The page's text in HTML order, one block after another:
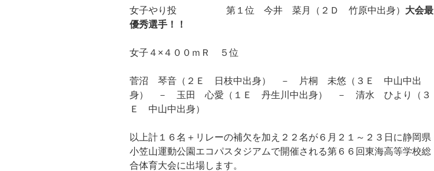
女子やり投 第１位 今井 菜月（２Ｄ 竹原中出身） 大会最
優秀選手！！
女子４×４００ｍＲ ５位
菅沼 琴音（２Ｅ 日枝中出身） － 片桐 未悠（３Ｅ 中山中出
身） － 玉田 心愛（１Ｅ 丹生川中出身） － 清水 ひより（３
Ｅ 中山中出身）
以上計１６名＋リレーの補欠を加え２２名が６月２１～２３日に静岡県
小笠山運動公園エコパスタジアムで開催される第６６回東海高等学校総
合体育大会に出場します。